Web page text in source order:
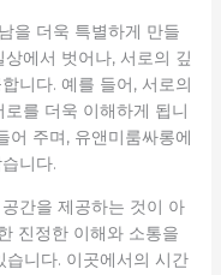
을 더욱 특별하게 만들
에서 벗어나, 서로의 깊
니다. 예를 들어, 서로의
를 더욱 이해하게 됩니
어 주며, 유앤미룸싸롱에
니다.
간을 제공하는 것이 아
진정한 이해와 소통을
니다. 이곳에서의 시간